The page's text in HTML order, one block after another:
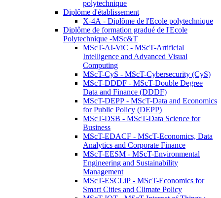
polytechnique
Diplôme d'établissement
X-4A - Diplôme de l'Ecole polytechnique
Diplôme de formation gradué de l'Ecole
Polytechnique -MSc&T
MScT-AI-ViC - MScT-Artificial
Intelligence and Advanced Visual
Computing
MScT-CyS - MScT-Cybersecurity (CyS)
MScT-DDDF - MScT-Double Degree
Data and Finance (DDDF)
MScT-DEPP - MScT-Data and Economics
for Public Policy (DEPP)
MScT-DSB - MScT-Data Science for
Business
MScT-EDACF - MScT-Economics, Data
Analytics and Corporate Finance
MScT-EESM - MScT-Environmental
Engineering and Sustainability
Management
MScT-ESCLiP - MScT-Economics for
Smart Cities and Climate Policy